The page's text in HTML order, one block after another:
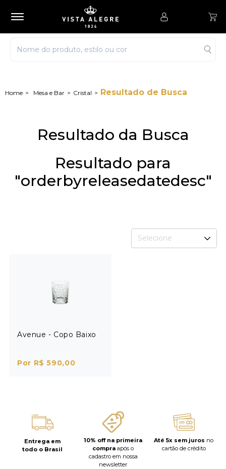
Mesa e Bar Cristal Resultado de Busca
Resultado da Busca
Resultado para
"orderbyreleasedatedesc"
Selecione
Avenue - Copo Baixo
Por R$ 590,00
Entrega em
todo o Brasil
10% off na primeira
compra após o
cadastro em nossa
newsletter
Até 5x sem juros no
cartão de crédito